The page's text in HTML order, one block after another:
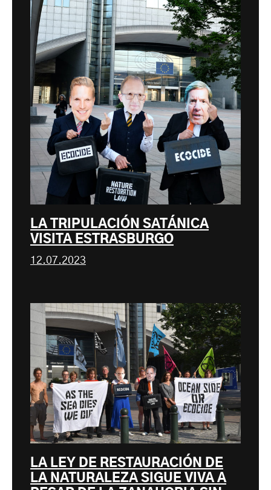
LA TRIPULACIÓN SATÁNICA
VISITA ESTRASBURGO
12.07.2023
LA LEY DE RESTAURACIÓN DE
LA NATURALEZA SIGUE VIVA A